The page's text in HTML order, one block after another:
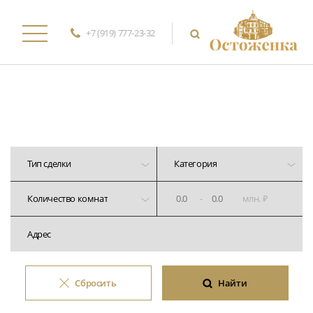
+7 (919) 777-23-32
Тип сделки Категория
- млн. ₽
Сбросить Найти